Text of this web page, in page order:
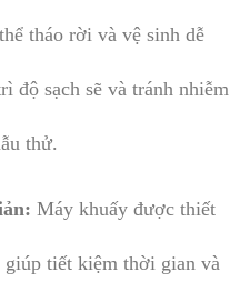
tháo rời và vệ sinh dễ
độ sạch sẽ và tránh nhiễm
thử.
Máy khuấy được thiết
giúp tiết kiệm thời gian và